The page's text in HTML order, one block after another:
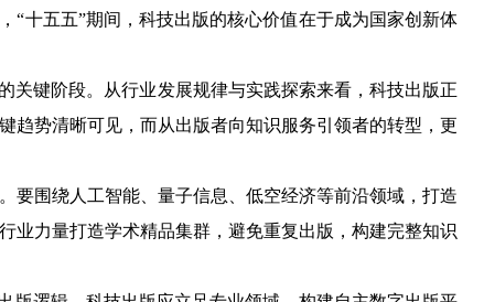
十五五”期间，科技出版的核心价值在于成为国家创新体
键阶段。从行业发展规律与实践探索来看，科技出版正
趋势清晰可见，而从出版者向知识服务引领者的转型，更
围绕人工智能、量子信息、低空经济等前沿领域，打造
业力量打造学术精品集群，避免重复出版，构建完整知识